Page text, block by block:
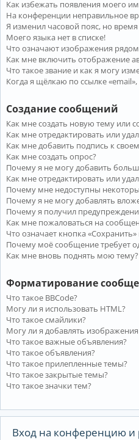
Как избежать появления моего
На конференции неправильное
Я изменил часовой пояс, но
Моего языка нет в списке!
Что означают изображения
Как мне включить отображение
Что такое звание и как я могу
Когда я щёлкаю по ссылке
Создание сообщений
Как мне создать новую тему или
Как мне отредактировать или
Как мне добавить подпись к
Как мне создать опрос?
Почему я не могу добавить
Как мне отредактировать или
Почему мне недоступны
Почему я не могу добавлять
Почему я получил
Как мне пожаловаться на
Что означает кнопка
Почему моё сообщение требует
Как мне вновь поднять мою тему?
Форматирование
Что такое BBCode?
Могу ли я использовать HTML?
Что такое смайлики?
Могу ли я добавлять
Что такое важные объявления?
Что такое объявления?
Что такое прилепленные темы?
Что такое закрытые темы?
Что такое значки тем?
Вход на конференцию и